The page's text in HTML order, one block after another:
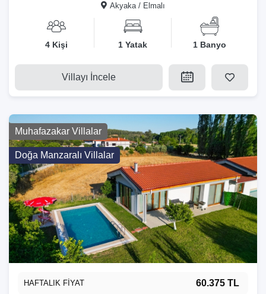
Akyaka / Elmalı
4 Kişi 1 Yatak 1 Banyo
Villayı İncele
Muhafazakar Villalar
Doğa Manzaralı Villalar
HAFTALIK FİYAT 60.375 TL